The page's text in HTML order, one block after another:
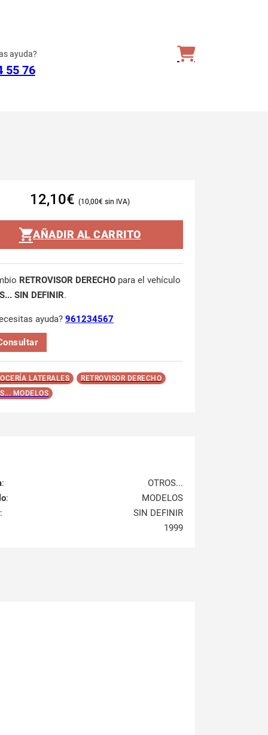
ayuda?
55 76
12,10€ 10,00€
AÑADIR AL CARRITO
RETROVISOR DERECHO para el vehículo
SIN DEFINIR.
ayuda? 961234567
LATERALES
RETROVISOR DERECHO
MODELOS
:
OTROS...
:
MODELOS
:
SIN DEFINIR
1999